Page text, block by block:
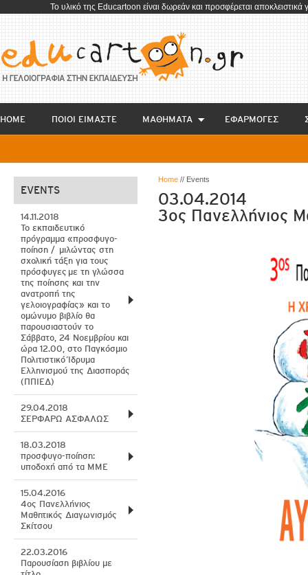
To υλικό της Educartoon είναι δωρεάν και προσφέρεται
HOME ΠΟΙΟΙ ΕΙΜΑΣΤΕ ΜΑΘΗΜΑΤΑ EΦΑΡΜΟΓΕΣ
EVENTS
14.11.2018
Το εκπαιδευτικό
πρόγραμμα «προσφυγο-
ποίηση / μιλώντας στη
σχολική τάξη για τους
πρόσφυγες με τη γλώσσα
της ποίησης και την
ανατροπή της
γελοιογραφίας» και το
ομώνυμο βιβλίο θα
παρουσιαστούν το
Σάββατο, 24 Νοεμβρίου και
ώρα 12.00, στο Παγκόσμιο
Πολιτιστικό Ίδρυμα
Ελληνισμού της Διασποράς
(ΠΠΙΕΔ)
29.04.2018
ΣΕΡΦΑΡΩ ΑΣΦΑΛΩΣ
18.03.2018
προσφυγο-ποίηση:
υποδοχή από τα ΜΜΕ
15.04.2016
4ος Πανελλήνιος
Μαθητικός Διαγωνισμός
Σκίτσου
22.03.2016
Παρουσίαση βιβλίου με
Home // Events
03.04.2014
3ος Πανελλήνιος